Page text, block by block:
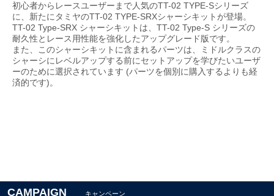
初心者からレースユーザーまで人気のTT-02 TYPE-Sシリーズ
に、新たにタミヤのTT-02 TYPE-SRXシャーシキットが登場。
TT-02 Type-SRX シャーシキットは、TT-02 Type-S シリーズの
耐久性とレース用性能を強化したアップグレード版です。
また、このシャーシキットに含まれるパーツは、ミドルクラスの
シャーシにレベルアップする前にセットアップを学びたいユーザ
ーのために選択されています (パーツを個別に購入するよりも経
済的です)。
CAMPAIGN キャンペーン